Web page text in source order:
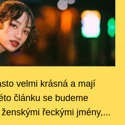
velmi krásná a mají
článku se budeme
řeckými jmény,...